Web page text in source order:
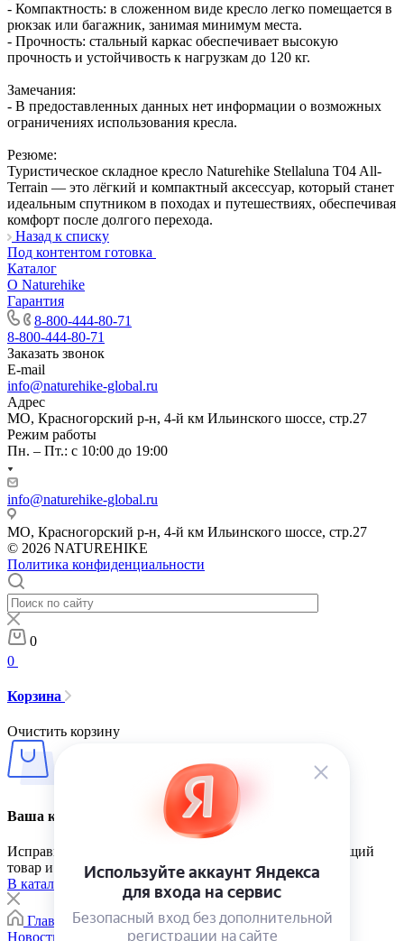
- Компактность: в сложенном виде кресло легко помещается в
рюкзак или багажник, занимая минимум места.
- Прочность: стальный каркас обеспечивает высокую
прочность и устойчивость к нагрузкам до 120 кг.
Замечания:
- В предоставленных данных нет информации о возможных
ограничениях использования кресла.
Резюме:
Туристическое складное кресло Naturehike Stellaluna T04 All-
Terrain — это лёгкий и компактный аксессуар, который станет
идеальным спутником в походах и путешествиях, обеспечивая
комфорт после долгого перехода.
Назад к списку
Под контентом готовка
Каталог
О Naturehike
Гарантия
8-800-444-80-71
8-800-444-80-71
Заказать звонок
E-mail
info@naturehike-global.ru
Адрес
МО, Красногорский р-н, 4-й км Ильинского шоссе, стр.27
Режим работы
Пн. – Пт.: с 10:00 до 19:00
info@naturehike-global.ru
МО, Красногорский р-н, 4-й км Ильинского шоссе, стр.27
© 2026 NATUREHIKE
Политика конфиденциальности
0
0
Корзина
Очистить корзину
Ваша корзина пуста
Исправить это просто: выберите в каталоге интересующий
товар и нажмите кнопку «В корзину»
В каталог
Главная 0 Корзина Каталог
Контакты
Новости